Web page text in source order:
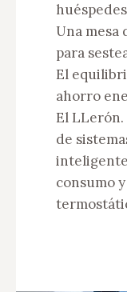
Una mesa
para
El
ahorro
El LLerón.
de
consumo